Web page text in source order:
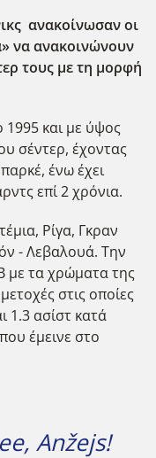
ανακοίνωσαν οι
να ανακοινώνουν
τους με τη μορφή
1995 και με ύψος
σέντερ, έχοντας
ένω έχει
επί 2 χρόνια.
Ρίγα, Γκραν
- Λεβαλουά. Την
με τα χρώματα της
στις οποίες
1.3 ασίστ κατά
έμεινε στο
Anžejs!